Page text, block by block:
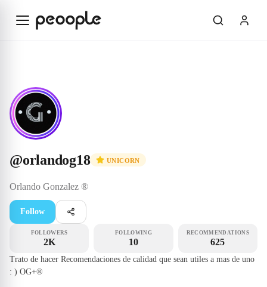
@orlandog18 UNICORN
Orlando Gonzalez ®️
Follow
FOLLOWERS
2K
FOLLOWING
10
RECOMMENDATIONS
625
Trato de hacer Recomendaciones de calidad que sean utiles a mas de uno
: ) OG+®